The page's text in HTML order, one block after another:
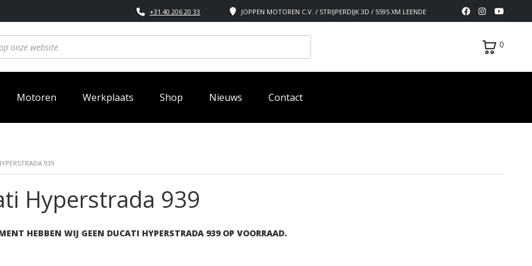
JOPPEN MOTOREN C.V. / STRIJPERDIJK 3D / 5595 XM LEENDE
+31 40 206 20 33
0
Motoren Werkplaats Shop Nieuws Contact
939
Hyperstrada 939
HEBBEN WIJ GEEN DUCATI HYPERSTRADA 939 OP VOORRAAD.